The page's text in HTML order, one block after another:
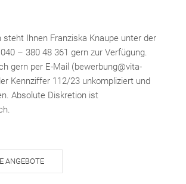
steht Ihnen Franziska Knaupe unter der
– 380 48 361 gern zur Verfügung.
gern per E-Mail (bewerbung@vita-
Kennziffer 112/23 unkompliziert und
Absolute Diskretion ist
ANGEBOTE